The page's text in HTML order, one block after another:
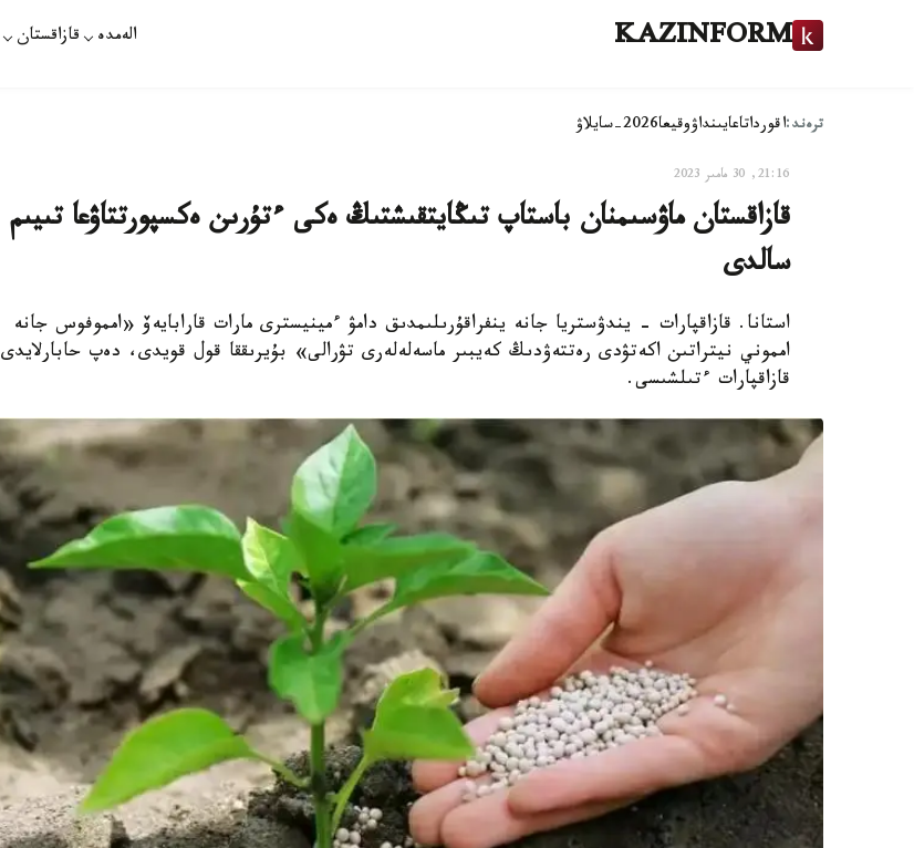
KAZINFORM الەمدە قازاقستان
ترەند:اقورداتاعايىنداۋوقيعا2026-سايلاۋ
21:16, 30 مامىر 2023
قازاقستان ماۋسىمنان باستاپ تىڭايتقىشتىڭ ەكى ءتۇرىن ەكسپورتتاۋعا تىيىم
سالدى
استانا. قازاقپارات - يندۋستريا جانە ينفراقۇرىلىمدىق دامۋ ءمينيسترى مارات قارابايەۆ «امموفوس جانە
امموني نيتراتىن اكەتۋدى رەتتەۋدىڭ كەيبىر ماسەلەلەرى تۋرالى» بۇيرىققا قول قويدى، دەپ حابارلايدى
قازاقپارات ءتىلشىسى.